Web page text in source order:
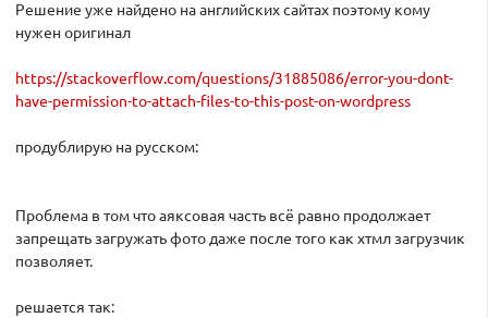
Решение уже найдено на английских сайтах поэтому кому
нужен оригинал
https://stackoverflow.com/questions/31885086/error-you-dont-
have-permission-to-attach-files-to-this-post-on-wordpress
продублирую на русском:
Проблема в том что аяксовая часть всё равно продолжает
запрещать загружать фото даже после того как хтмл загрузчик
позволяет.
решается так: